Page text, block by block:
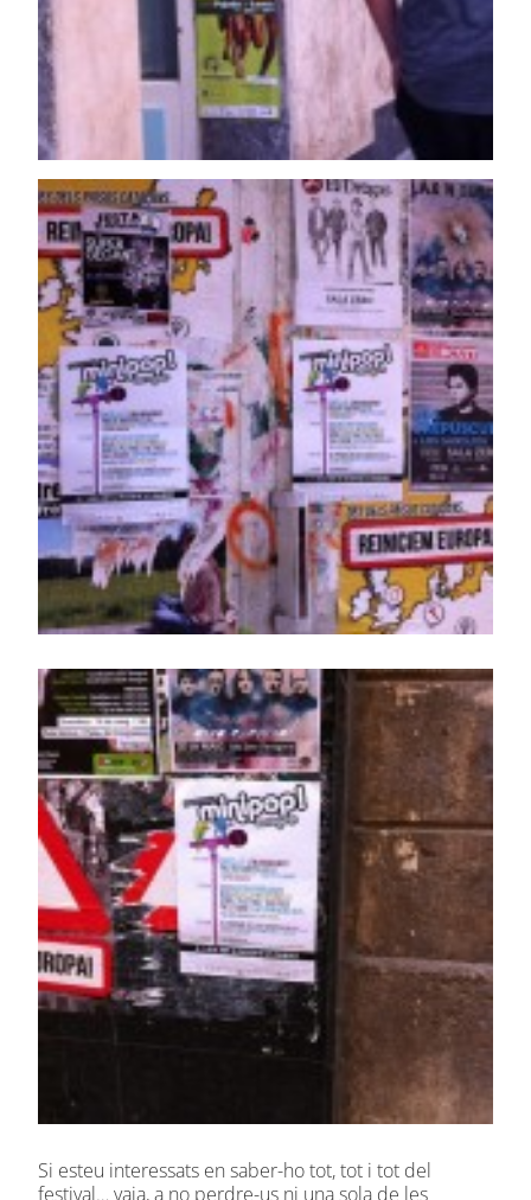
Si esteu interessats en saber-ho tot, tot i tot del
festival… vaja, a no perdre-us ni una sola de les